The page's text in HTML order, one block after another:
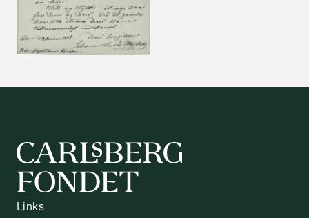
Links